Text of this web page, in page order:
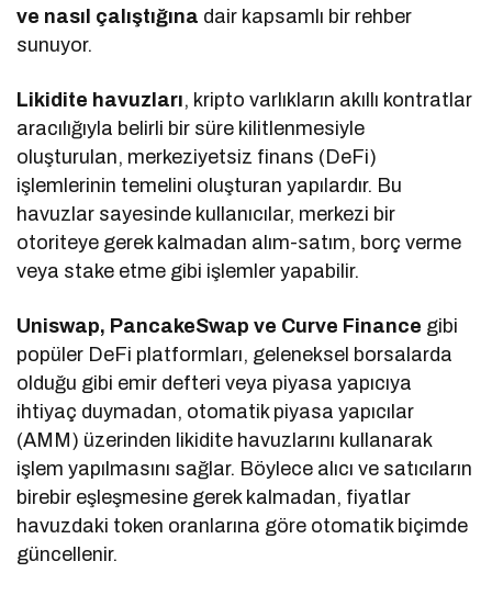
ve nasıl çalıştığına dair kapsamlı bir rehber
sunuyor.
Likidite havuzları, kripto varlıkların akıllı kontratlar
aracılığıyla belirli bir süre kilitlenmesiyle
oluşturulan, merkeziyetsiz finans (DeFi)
işlemlerinin temelini oluşturan yapılardır. Bu
havuzlar sayesinde kullanıcılar, merkezi bir
otoriteye gerek kalmadan alım-satım, borç verme
veya stake etme gibi işlemler yapabilir.
Uniswap, PancakeSwap ve Curve Finance gibi
popüler DeFi platformları, geleneksel borsalarda
olduğu gibi emir defteri veya piyasa yapıcıya
ihtiyaç duymadan, otomatik piyasa yapıcılar
(AMM) üzerinden likidite havuzlarını kullanarak
işlem yapılmasını sağlar. Böylece alıcı ve satıcıların
birebir eşleşmesine gerek kalmadan, fiyatlar
havuzdaki token oranlarına göre otomatik biçimde
güncellenir.